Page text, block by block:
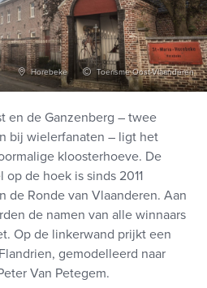
Horebeke Toerisme Oost-Vlaanderen
en de Ganzenberg – twee
bij wielerfanaten – ligt het
kloosterhoeve. De
de hoek is sinds 2011
de Ronde van Vlaanderen. Aan
de namen van alle winnaars
Op de linkerwand prijkt een
gemodelleerd naar
Van Petegem.